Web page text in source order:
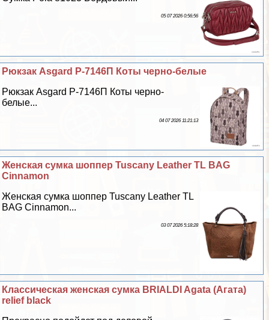
05 07 2026 0:56:56
Рюкзак Asgard Р-7146П Коты черно-белые
Рюкзак Asgard Р-7146П Коты черно-
белые...
04 07 2026 11:21:13
Женская сумка шоппер Tuscany Leather TL BAG
Cinnamon
Женская сумка шоппер Tuscany Leather TL
BAG Cinnamon...
03 07 2026 5:18:28
Классическая женская сумка BRIALDI Agata (Агата)
relief black